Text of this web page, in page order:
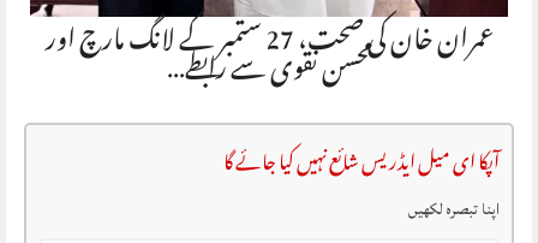
عمران خان کی صحت، 27 ستمبر کے لانگ مارچ اورمحسن نقوی سے رابطے…
آپکا ای میل ایڈریس شائع نہیں کیا جائے گا
اپنا تبصرہ لکھیں